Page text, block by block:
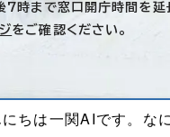
7時まで窓口開庁時間を延
をご確認ください。